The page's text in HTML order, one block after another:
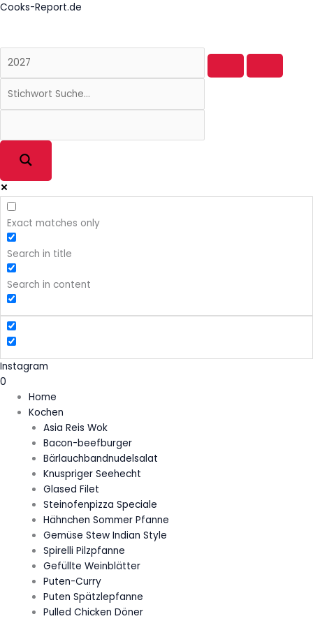
Zum
Cooks-Report.de
Exact matches only
Search in title
Search in content
Instagram
0
Home
Kochen
Asia Reis Wok
Bacon-beefburger
Bärlauchbandnudelsalat
Knuspriger Seehecht
Glased Filet
Steinofenpizza Speciale
Hähnchen Sommer Pfanne
Gemüse Stew Indian Style
Spirelli Pilzpfanne
Gefüllte Weinblätter
Puten-Curry
Puten Spätzlepfanne
Pulled Chicken Döner